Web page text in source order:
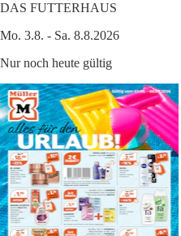
DAS FUTTERHAUS
Mo. 3.8. - Sa. 8.8.2026
Nur noch heute gültig